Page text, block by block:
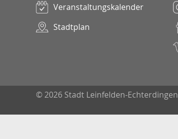
Veranstaltungskalender
Stadtplan
© 2026 Stadt Leinfelden-Echterdingen